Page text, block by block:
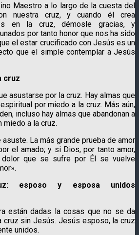
Maestro a lo largo de la cuesta del
nuestra cruz, y cuando él crea
en la cruz, démosle gracias, y
por tanto honor que nos ha sido
el estar crucificado con Jesús es un
que el simple contemplar a Jesús
cruz
por la cruz. Hay almas que
por miedo a la cruz. Más aún,
incluso hay almas que abandonan a
miedo a la cruz.
La más grande prueba de amor
el amado; y si Dios, por tanto amor,
que se sufre por Él se vuelve
esposo y esposa unidos
dadas la cosas que no se da
cruz sin Jesús. Jesús esposo, la cruz
unidos.